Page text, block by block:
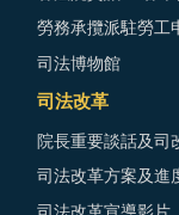
勞務承攬派駐勞工
司法博物館
司法改革
院長重要談話及司
司法改革方案及進